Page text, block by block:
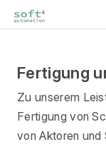
Fertigung
Zu unserem
Fertigung von
von Aktoren und